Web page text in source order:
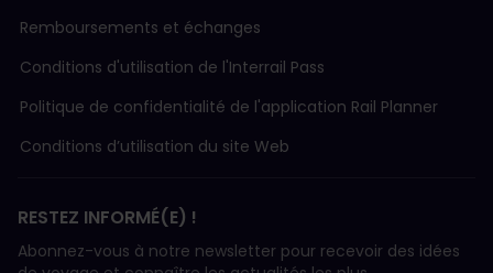
Remboursements et échanges
Conditions d'utilisation de l'Interrail Pass
Politique de confidentialité de l'application Rail Planner
Conditions d’utilisation du site Web
RESTEZ INFORMÉ(E) !
Abonnez-vous à notre newsletter pour recevoir des idées